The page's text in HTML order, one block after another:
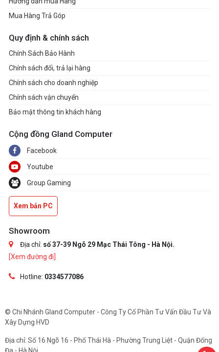
Mua Hàng Trả Góp
Quy định & chính sách
Chính Sách Bảo Hành
Chính sách đổi, trả lại hàng
Chính sách cho doanh nghiệp
Chính sách vận chuyển
Bảo mật thông tin khách hàng
Cộng đồng Gland Computer
Facebook
Youtube
Group Gaming
Xem bản PC
Showroom
Địa chỉ: số 37-39 Ngõ 29 Mạc Thái Tông - Hà Nội.
[Xem đường đi]
Hotline: 0334577086
© Chi Nhánh Gland Computer - Công Ty Cổ Phần Tư Vấn Đầu Tư Và
Xây Dựng HVD
Địa chỉ: Số 16 Ngõ 16 - Phố Thái Hà - Phường Trung Liệt - Quận Đống